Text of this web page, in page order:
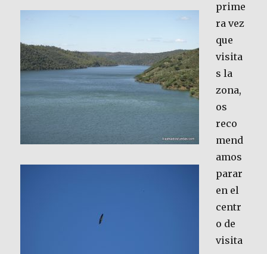
prime
ra vez
que
visita
s la
zona,
os
reco
mend
amos
parar
en el
centr
o de
visita